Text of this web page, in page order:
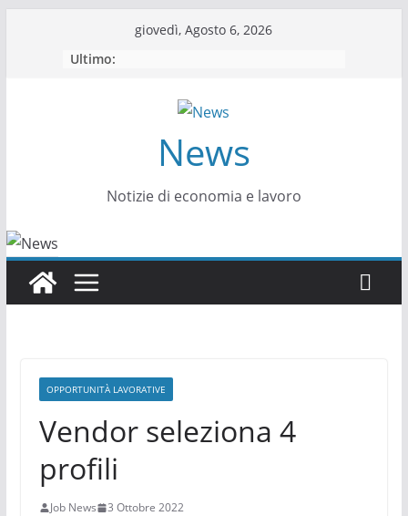
giovedì, Agosto 6, 2026
Ultimo:
News
Notizie di economia e lavoro
OPPORTUNITÀ LAVORATIVE
Vendor seleziona 4
profili
Job News 3 Ottobre 2022